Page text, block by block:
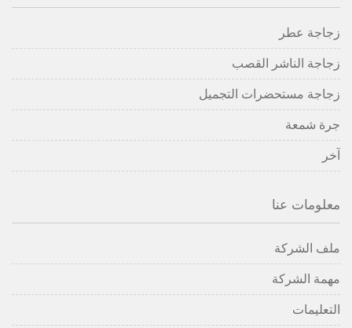
زجاجة عطر
زجاجة الناشر القصب
زجاجة مستحضرات التجميل
جرة شمعة
آخر
معلومات عنا
ملف الشركة
مهمة الشركة
التعليمات